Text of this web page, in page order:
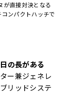
が直接対決となる
ンパクトハッチで
の長がある
ー兼ジェネレ
リッドシステ